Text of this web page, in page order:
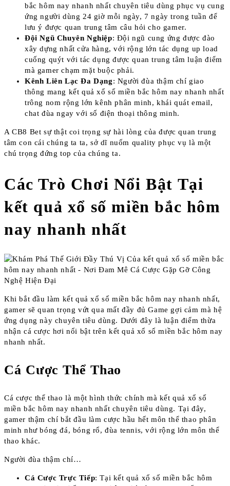
bắc hôm nay nhanh nhất chuyên tiêu dùng phục vụ cung
ứng người dùng 24 giờ mỗi ngày, 7 ngày trong tuần để
lưu ý được quan trung tâm câu hỏi cho gamer.
Đội Ngũ Chuyên Nghiệp: Đội ngũ cung ứng được đào
xây dựng nhất cửa hàng, với rộng lớn tác dụng up load
cuống quýt với tác dụng được quan trung tâm luận điểm
mà gamer chạm mặt buộc phải.
Kênh Liên Lạc Đa Dạng: Người đùa thậm chí giao
thông mang kết quả xổ số miền bắc hôm nay nhanh nhất
trông nom rộng lớn kênh phân minh, khái quát email,
chat đùa ngay với số điện thoại thông minh.
A CB8 Bet sự thật coi trọng sự hài lòng của được quan trung
tâm con cái chúng ta ta, sở dĩ nuốm quality phục vụ là một
chú trọng đứng top của chúng ta.
Các Trò Chơi Nổi Bật Tại
kết quả xổ số miền bắc hôm
nay nhanh nhất
Khi bắt đầu làm kết quả xổ số miền bắc hôm nay nhanh nhất,
gamer sẽ quan trọng vứt qua mất đầy đủ Game gợi cảm mà hệ
ứng dụng này chuyên tiêu dùng. Dưới đây là luận điểm thừa
nhận cá cược hơi nổi bật trên kết quả xổ số miền bắc hôm nay
nhanh nhất.
Cá Cược Thể Thao
Cá cược thể thao là một hình thức chính mà kết quả xổ số
miền bắc hôm nay nhanh nhất chuyên tiêu dùng. Tại đây,
gamer thậm chí bắt đầu làm cược hầu hết môn thể thao phân
minh như bóng đá, bóng rổ, đùa tennis, với rộng lớn môn thể
thao khác.
Người đùa thậm chí…
Cá Cược Trực Tiếp: Tại kết quả xổ số miền bắc hôm